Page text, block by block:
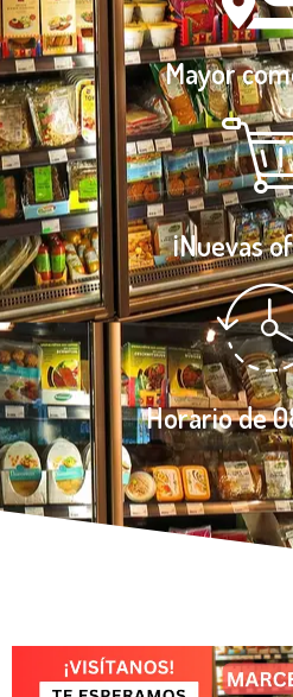
Mayor
¡Nuevas
Horario de